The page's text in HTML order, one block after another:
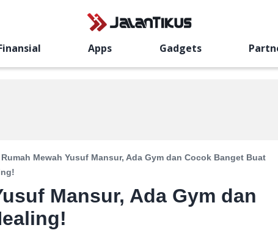
Apps Gadgets
Mewah Yusuf Mansur, Ada Gym dan Cocok Banget Buat
Mansur, Ada Gym dan